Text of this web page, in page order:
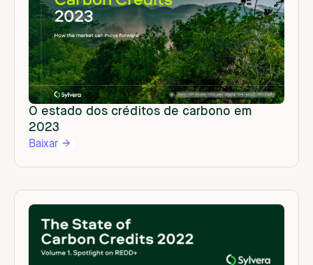
O estado dos créditos de carbono em
2023
Baixar